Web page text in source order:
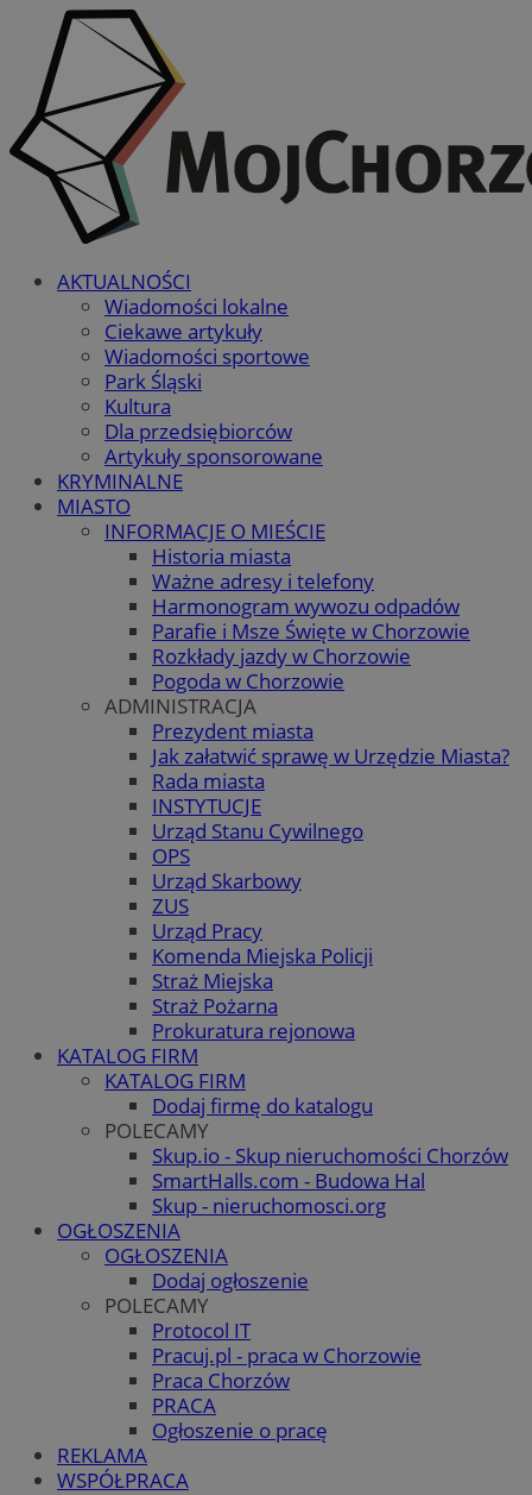
AKTUALNOŚCI
Wiadomości lokalne
Ciekawe artykuły
Wiadomości sportowe
Park Śląski
Kultura
Dla przedsiębiorców
Artykuły sponsorowane
KRYMINALNE
MIASTO
INFORMACJE O MIEŚCIE
Historia miasta
Ważne adresy i telefony
Harmonogram wywozu odpadów
Parafie i Msze Święte w Chorzowie
Rozkłady jazdy w Chorzowie
Pogoda w Chorzowie
ADMINISTRACJA
Prezydent miasta
Jak załatwić sprawę w Urzędzie Miasta?
Rada miasta
INSTYTUCJE
Urząd Stanu Cywilnego
OPS
Urząd Skarbowy
ZUS
Urząd Pracy
Komenda Miejska Policji
Straż Miejska
Straż Pożarna
Prokuratura rejonowa
KATALOG FIRM
KATALOG FIRM
Dodaj firmę do katalogu
POLECAMY
Skup.io - Skup nieruchomości Chorzów
SmartHalls.com - Budowa Hal
Skup - nieruchomosci.org
OGŁOSZENIA
OGŁOSZENIA
Dodaj ogłoszenie
POLECAMY
Protocol IT
Pracuj.pl - praca w Chorzowie
Praca Chorzów
PRACA
Ogłoszenie o pracę
REKLAMA
WSPÓŁPRACA